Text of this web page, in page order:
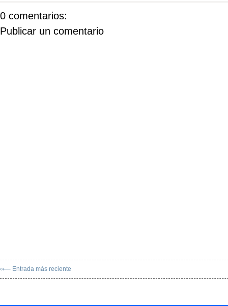
0 comentarios:
Publicar un comentario
‹⟵ Entrada más reciente